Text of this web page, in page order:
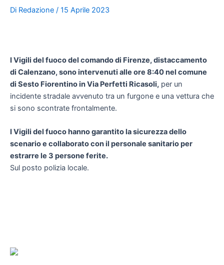
Di Redazione / 15 Aprile 2023
I Vigili del fuoco del comando di Firenze, distaccamento
di Calenzano, sono intervenuti alle ore 8:40 nel comune
di Sesto Fiorentino in Via Perfetti Ricasoli, per un
incidente stradale avvenuto tra un furgone e una vettura che
si sono scontrate frontalmente.
I Vigili del fuoco hanno garantito la sicurezza dello
scenario e collaborato con il personale sanitario per
estrarre le 3 persone ferite.
Sul posto polizia locale.